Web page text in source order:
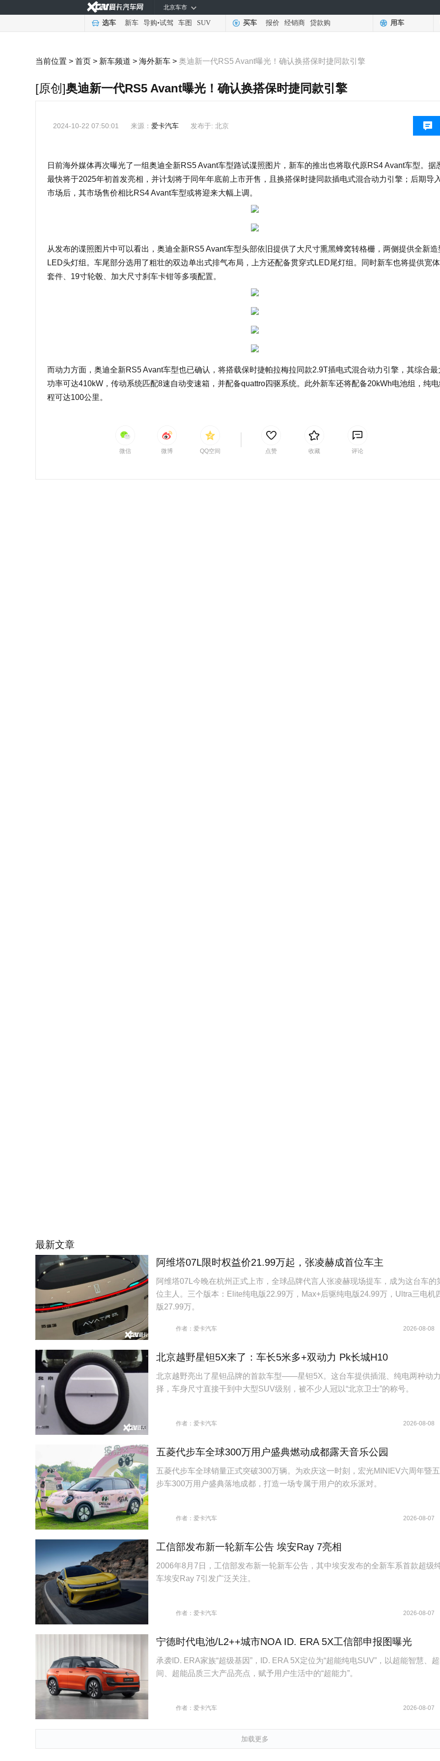
北京车市
选车 新车 导购•试驾 车图 SUV 买车 报价 经销商 贷款购 用车
当前位置 > 首页 > 新车频道 > 海外新车 > 奥迪新一代RS5 Avant曝光！确认换搭保时捷同款引擎
[原创]奥迪新一代RS5 Avant曝光！确认换搭保时捷同款引擎
2024-10-22 07:50:01 来源： 爱卡汽车 发布于: 北京
日前海外媒体再次曝光了一组奥迪全新RS5 Avant车型路试谍照图片，新车的推出也将取代原RS4 Avant车型。 据
最快将于2025年初首发亮相，并计划将于同年年底前上市开售，且换搭保时捷同款插电式混合动力引擎；后期导
市场后，其市场售价相比RS4 Avant车型或将迎来大幅上调。
从发布的谍照图片中可以看出，奥迪全新RS5 Avant车型头部依旧提供了大尺寸熏黑蜂窝转格栅，两侧提供全新造
LED头灯组。车尾部分选用了粗壮的双边单出式排气布局，上方还配备贯穿式LED尾灯组。同时新车也将提供宽
套件、19寸轮毂、加大尺寸刹车卡钳等多项配置。
而动力方面，奥迪全新RS5 Avant车型也已确认，将搭载保时捷帕拉梅拉同款2.9T插电式混合动力引擎，其综合最
功率可达410kW，传动系统匹配8速自动变速箱，并配备quattro四驱系统。此外新车还将配备20kWh电池组，纯电
程可达100公里。
微信 微博 QQ空间 点赞 收藏 评论
最新文章
阿维塔07L限时权益价21.99万起，张凌赫成首位车主
阿维塔07L今晚在杭州正式上市，全球品牌代言人张凌赫现场提车，成为这台车的
位主人。三个版本：Elite纯电版22.99万，Max+后驱纯电版24.99万，Ultra三电机
版27.99万。
作者：爱卡汽车 2026-08-08
北京越野星钽5X来了：车长5米多+双动力 Pk长城H10
北京越野亮出了星钽品牌的首款车型——星钽5X。这台车提供插混、纯电两种动
择，车身尺寸直接干到中大型SUV级别，被不少人冠以“北京卫士”的称号。
作者：爱卡汽车 2026-08-08
五菱代步车全球300万用户盛典燃动成都露天音乐公园
五菱代步车全球销量正式突破300万辆。为欢庆这一时刻，宏光MINIEV六周年暨
步车300万用户盛典落地成都，打造一场专属于用户的欢乐派对。
作者：爱卡汽车 2026-08-07
工信部发布新一轮新车公告 埃安Ray 7亮相
2006年8月7日，工信部发布新一轮新车公告，其中埃安发布的全新车系首款超级
车埃安Ray 7引发广泛关注。
作者：爱卡汽车 2026-08-07
宁德时代电池/L2++城市NOA ID. ERA 5X工信部申报图曝光
承袭ID. ERA家族“超级基因”，ID. ERA 5X定位为“超能纯电SUV”，以超能智慧、
间、超能品质三大产品亮点，赋予用户生活中的“超能力”。
作者：爱卡汽车 2026-08-07
加载更多